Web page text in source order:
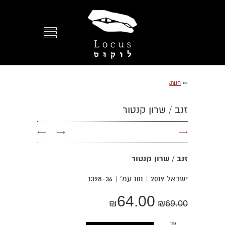
⇐ חנות/
זנב / שרון קנטור
→
→
←
זנב / שרון קנטור
ישראל 2019 | 101 עמ' | 1398-36
₪69.00
₪64.00